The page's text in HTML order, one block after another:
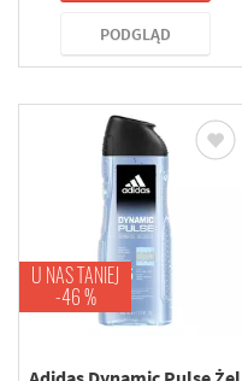
PODGLĄD
U NAS TANIEJ
-46 %